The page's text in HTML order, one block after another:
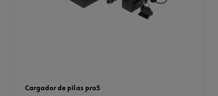
cargador de pilas pro5